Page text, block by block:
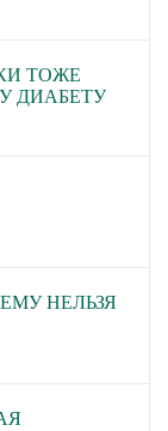
ТОЖЕ
ДИАБЕТУ
НЕЛЬЗЯ